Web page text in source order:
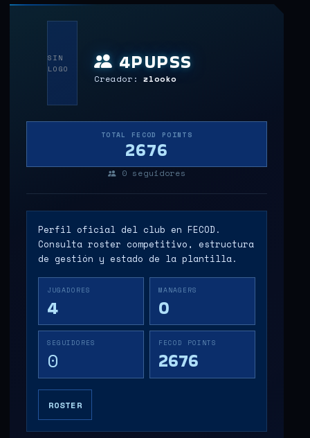
SIN
LOGO
4PUPSS
Creador:zlooko
TOTAL FECOD POINTS
2676
0 seguidores
Perfil oficial del club en FECOD.
Consulta roster competitivo, estructura
de gestión y estado de la plantilla.
JUGADORES
4
MANAGERS
0
SEGUIDORES
0
FECOD POINTS
2676
ROSTER